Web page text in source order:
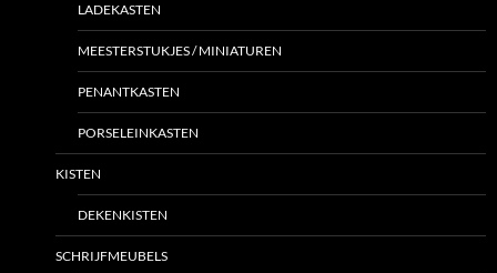
LADEKASTEN
MEESTERSTUKJES / MINIATUREN
PENANTKASTEN
PORSELEINKASTEN
KISTEN
DEKENKISTEN
SCHRIJFMEUBELS